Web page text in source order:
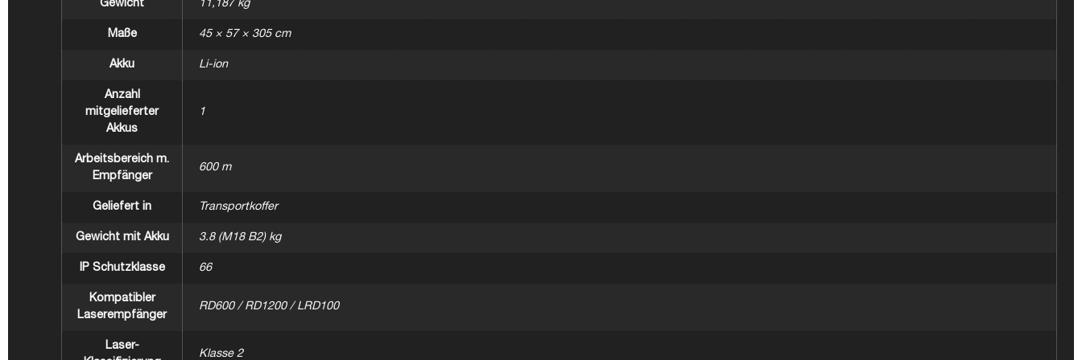
Gewicht 11,187 kg
Maße 45 × 57 × 305 cm
Akku Li-ion
Anzahl
mitgelieferter
Akkus
1
Arbeitsbereich m.
Empfänger
600 m
Geliefert in Transportkoffer
Gewicht mit Akku 3.8 (M18 B2) kg
IP Schutzklasse 66
Kompatibler
Laserempfänger
RD600 / RD1200 / LRD100
Laser-
Klasse 2